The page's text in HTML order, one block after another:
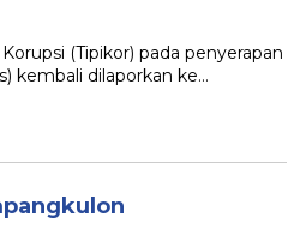
(Tipikor) pada penyerapan
kembali dilaporkan ke…